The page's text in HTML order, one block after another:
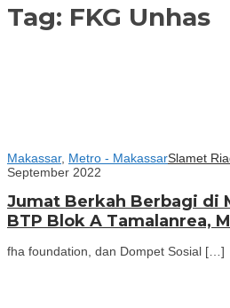
Tag: FKG Unhas
Makassar, Metro - MakassarSlamet
September 2022
Jumat Berkah Berbagi di
BTP Blok A Tamalanrea,
fha foundation, dan Dompet Sosial […]